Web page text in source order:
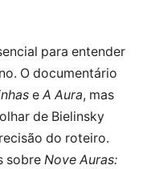
para entender
O documentário
e A Aura, mas
de Bielinsky
do roteiro.
sobre Nove Auras: